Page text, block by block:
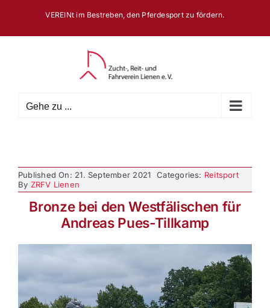
springen
VEREINt im Bestreben, den Pferdesport zu fördern.
Gehe zu ...
Published On: 21. September 2021 Categories: Reitsport
By ZRFV Lienen
Bronze bei den Westfälischen für
Andreas Pues-Tillkamp